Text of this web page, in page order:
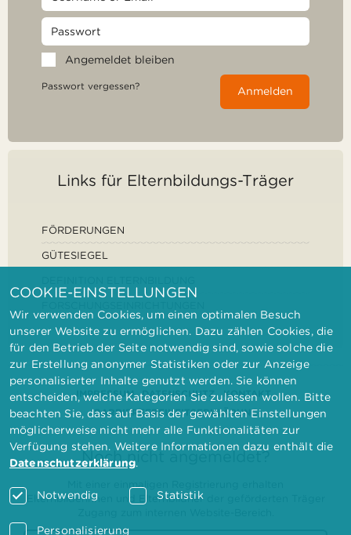
Angemeldet bleiben
Passwort vergessen? Anmelden
Links für Elternbildungs-Träger
FÖRDERUNGEN
GÜTESIEGEL
IMPRESSUM DATENSCHUTZ
KONTAKT
BARRIEREFREIHEITSERKLÄRUNG
Noch nicht angemeldet?
Elternbilderinnen und Elternbildner der geförderten Träger
COOKIE-EINSTELLUNGEN
Wir verwenden Cookies, um einen optimalen Besuch
unserer Website zu ermöglichen. Dazu zählen Cookies, die
für den Betrieb der Seite notwendig sind, sowie solche die
zur Erstellung anonymer Statistiken oder zur Anzeige
personalisierter Inhalte genutzt werden. Sie können
entscheiden, welche Kategorien Sie zulassen wollen. Bitte
beachten Sie, dass auf Basis der gewählten Einstellungen
möglicherweise nicht mehr alle Funktionalitäten zur
Verfügung stehen. Weitere Informationen dazu enthält die
Datenschutzerklärung.
Notwendig Statistik
Personalisierung